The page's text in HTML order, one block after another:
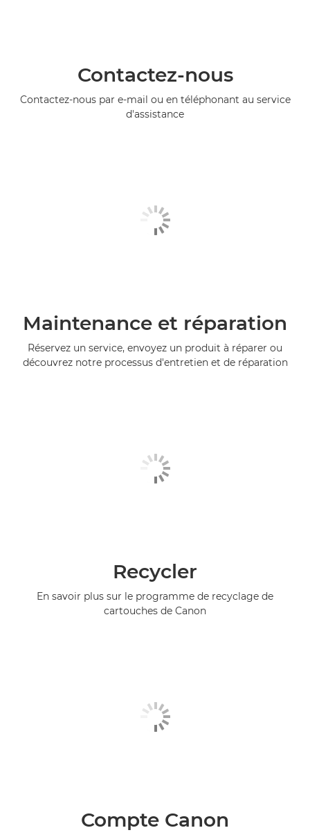
Contactez-nous
Contactez-nous par e-mail ou en téléphonant au service
d'assistance
Maintenance et réparation
Réservez un service, envoyez un produit à réparer ou
découvrez notre processus d'entretien et de réparation
Recycler
En savoir plus sur le programme de recyclage de
cartouches de Canon
Compte Canon